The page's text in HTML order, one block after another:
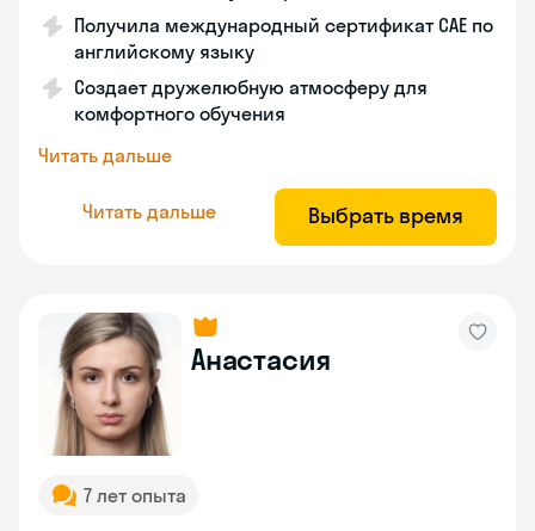
Получила международный сертификат САЕ по
английскому языку
Создает дружелюбную атмосферу для
комфортного обучения
Читать дальше
Читать дальше Выбрать время
Анастасия
7 лет опыта